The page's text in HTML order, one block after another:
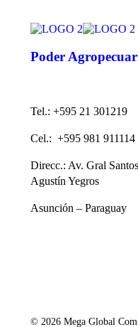
Poder
Tel.: +595 21 301219
Cel.: +595 981 911114
Direcc.: Av. Gral
Agustín Yegros
Asunción – Paraguay
© 2026 Mega Global